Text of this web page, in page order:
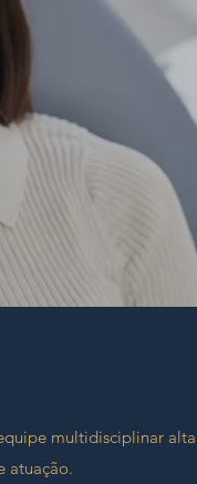
multidisciplinar
atuação.